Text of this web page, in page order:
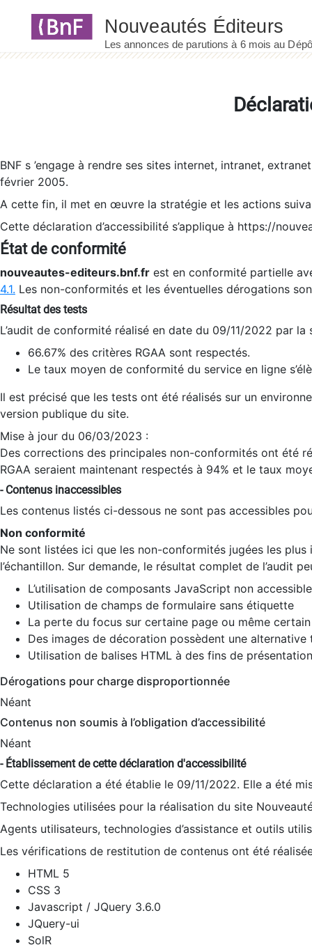
BNF s ’engage à rendre ses sites internet, intranet,
février 2005.
A cette fin, il met en œuvre la stratégie et les actions
Cette déclaration d’accessibilité s’applique à https://
État de conformité
nouveautes-editeurs.bnf.fr est en conformité partielle
4.1. Les non-conformités et les éventuelles dérogations
Résultat des tests
L’audit de conformité réalisé en date du 09/11/2022 par
66.67% des critères RGAA sont respectés.
Le taux moyen de conformité du service en ligne
Il est précisé que les tests ont été réalisés sur un
version publique du site.
Mise à jour du 06/03/2023 :
Des corrections des principales non-conformités ont été
RGAA seraient maintenant respectés à 94% et le taux
- Contenus inaccessibles
Les contenus listés ci-dessous ne sont pas accessibles
Non conformité
Ne sont listées ici que les non-conformités jugées les
l’échantillon. Sur demande, le résultat complet de l’audit
L’utilisation de composants JavaScript non
Utilisation de champs de formulaire sans étiquette
La perte du focus sur certaine page ou même
Des images de décoration possèdent une alternative
Utilisation de balises HTML à des fins de
Dérogations pour charge disproportionnée
Néant
Contenus non soumis à l’obligation d’accessibilité
Néant
- Établissement de cette déclaration d'accessibilité
Cette déclaration a été établie le 09/11/2022. Elle a été
Technologies utilisées pour la réalisation du site
Agents utilisateurs, technologies d’assistance et outils
Les vérifications de restitution de contenus ont été
HTML 5
CSS 3
Javascript / JQuery 3.6.0
JQuery-ui
SolR